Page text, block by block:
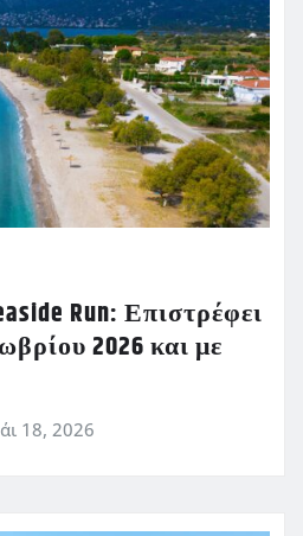
Run: Επιστρέφει
2026 και με
18, 2026